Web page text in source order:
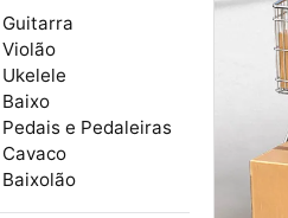
e Pedaleiras